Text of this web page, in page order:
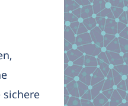
sichere